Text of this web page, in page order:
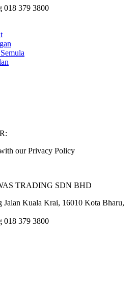
018 379 3800
our Privacy Policy
TRADING SDN BHD
Jalan Kuala Krai, 16010 Kota Bharu,
018 379 3800